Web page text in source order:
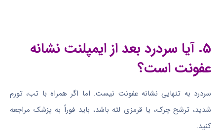
۵. آیا سردرد بعد از ایمپلنت نشانه
عفونت است؟
سردرد به تنهایی نشانه عفونت نیست. اما اگر همراه با تب، تورم
شدید، ترشح چرک، یا قرمزی لثه باشد، باید فوراً به پزشک مراجعه
کنید.